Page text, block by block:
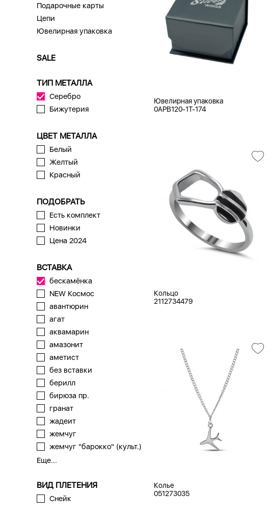
Подарочные карты
Цепи
Ювелирная упаковка
SALE
ТИП МЕТАЛЛА
Серебро
Бижутерия
ЦВЕТ МЕТАЛЛА
Белый
Желтый
Красный
ПОДОБРАТЬ
Есть комплект
Новинки
Цена 2024
ВСТАВКА
бескамёнка
NEW Космос
авантюрин
агат
аквамарин
амазонит
аметист
без вставки
берилл
бирюза пр.
гранат
жадеит
жемчуг
жемчуг "барокко" (культ.)
Еще...
ВИД ПЛЕТЕНИЯ
Снейк
Ювелирная упаковка
0APB120-1T-174
Кольцо
2112734479
Колье
051273035